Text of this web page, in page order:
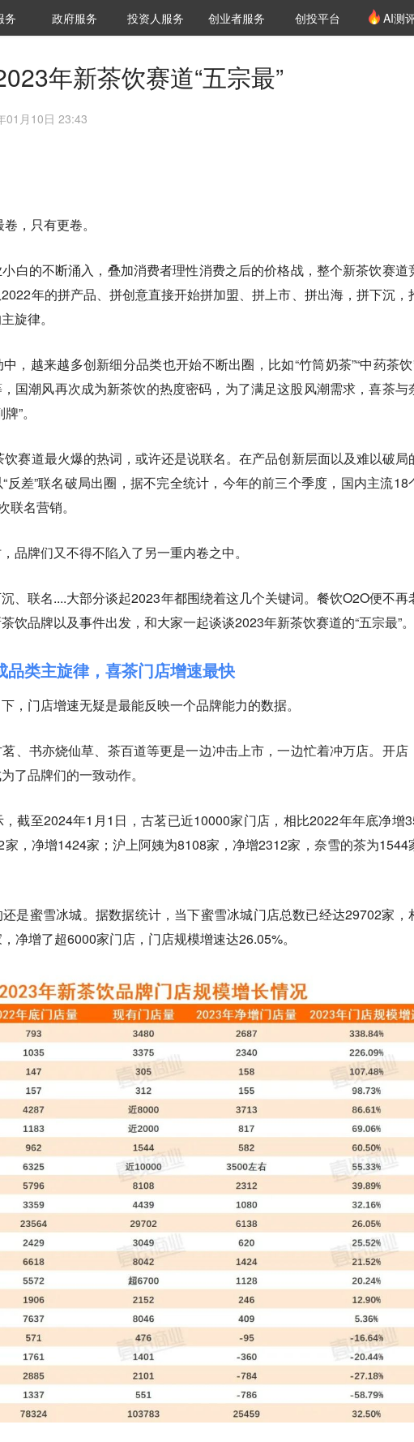
院
务 城市之窗
政府服务 VClub投资机构库
投资机构职位推介
投资人服务 创投氪堂
创业者服务 创投平台 AI测
年新茶饮赛道“五宗最”
01月10日 23:43
，只有更卷。
白的不断涌入，叠加消费者理性消费之后的价格战，整个新茶饮赛道
年的拼产品、拼创意直接开始拼加盟、拼上市、拼出海，拼下沉，
旋律。
，越来越多创新细分品类也开始不断出圈，比如“竹筒奶茶”“中药茶饮
，国潮风再次成为新茶饮的热度密码，为了满足这股风潮需求，喜茶与
”。
赛道最火爆的热词，或许还是说联名。在产品创新层面以及难以破局
反差”联名破局出圈，据不完全统计，今年的前三个季度，国内主流18
名营销。
品牌们又不得不陷入了另一重内卷之中。
、联名....大部分谈起2023年都围绕着这几个关键词。餐饮O2O便不再
饮品牌以及事件出发，和大家一起谈谈2023年新茶饮赛道的“五宗最”。
品类主旋律，喜茶门店增速最快
， 门店增速无疑是最能反映一个品牌能力的数据。
、书亦烧仙草、茶百道等更是一边冲击上市，一边忙着冲万店。 开店
了品牌们的一致动作。
截至2024年1月1日，古茗已近10000家门店，相比2022年年底净增
，净增1424家；沪上阿姨为8108家，净增2312家，奈雪的茶为1544
是蜜雪冰城。 据数据统计，当下蜜雪冰城门店总数已经达29702家，
净增了超6000家门店，门店规模增速达26.05%。